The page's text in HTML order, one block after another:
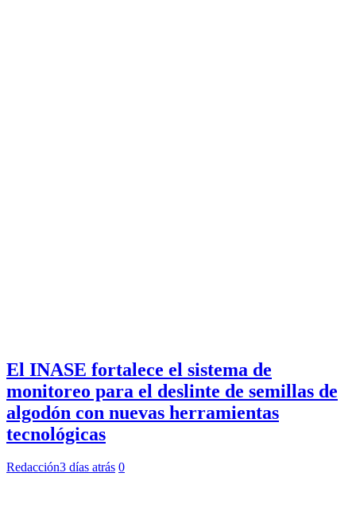
El INASE fortalece el sistema de
monitoreo para el deslinte de semillas de
algodón con nuevas herramientas
tecnológicas
Redacción3 días atrás 0